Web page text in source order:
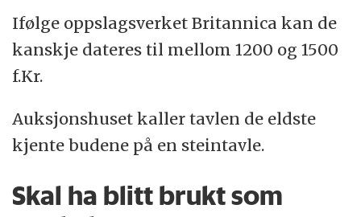
Du skal ikke tale usant om din neste
Du skal ikke begjære din nestes
Du skal ikke begjære din nestes
ektefelle, eller hans arbeidsfolk eller
Ifølge oppslagsverket Britannica kan de
kanskje dateres til mellom 1200 og 1500
f.Kr.
Auksjonshuset kaller tavlen de eldste
kjente budene på en steintavle.
Skal ha blitt brukt som